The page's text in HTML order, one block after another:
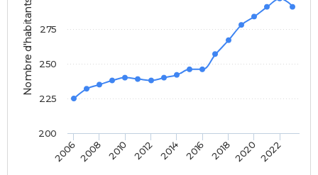
Nombre d'habitants
20062008 2010 2012 2014 2016 2018 2020 2022
200
225
250
275